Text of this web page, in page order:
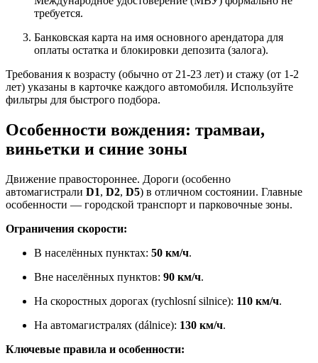
требуется.
Банковская карта на имя основного арендатора для
оплаты остатка и блокировки депозита (залога).
Требования к возрасту (обычно от 21-23 лет) и стажу (от 1-2
лет) указаны в карточке каждого автомобиля. Используйте
фильтры для быстрого подбора.
Особенности вождения: трамваи,
виньетки и синие зоны
Движение правостороннее. Дороги (особенно
автомагистрали D1, D2, D5) в отличном состоянии. Главные
особенности — городской транспорт и парковочные зоны.
Ограничения скорости:
В населённых пунктах: 50 км/ч.
Вне населённых пунктов: 90 км/ч.
На скоростных дорогах (rychlosní silnice): 110 км/ч.
На автомагистралях (dálnice): 130 км/ч.
Ключевые правила и особенности: